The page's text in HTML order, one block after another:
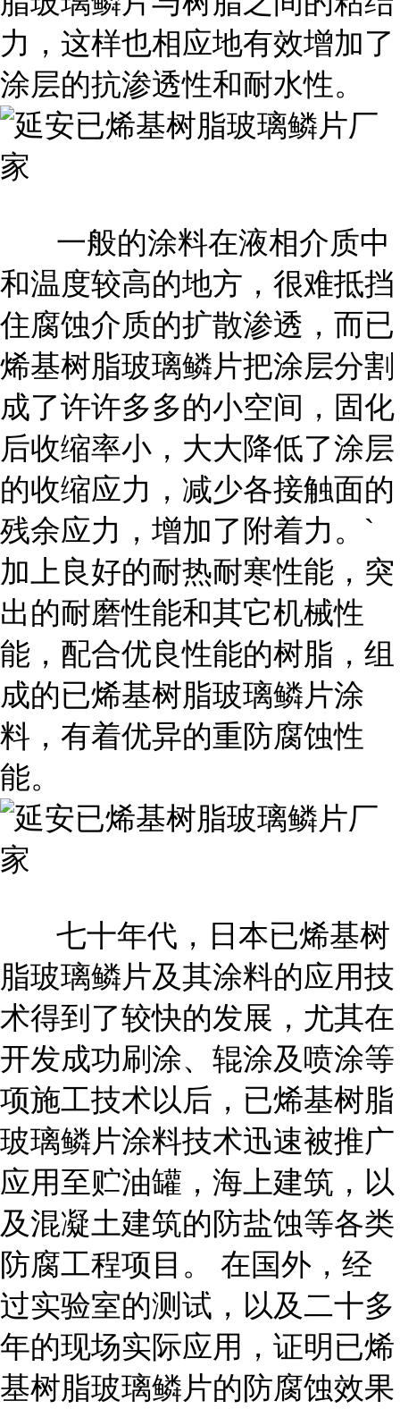
力，这样也相应地有效增加了
涂层的抗渗透性和耐水性。
一般的涂料在液相介质中
和温度较高的地方，很难抵挡
住腐蚀介质的扩散渗透，而已
烯基树脂玻璃鳞片把涂层分割
成了许许多多的小空间，固化
后收缩率小，大大降低了涂层
的收缩应力，减少各接触面的
残余应力，增加了附着力。`
加上良好的耐热耐寒性能，突
出的耐磨性能和其它机械性
能，配合优良性能的树脂，组
成的已烯基树脂玻璃鳞片涂
料，有着优异的重防腐蚀性
能。
七十年代，日本已烯基树
脂玻璃鳞片及其涂料的应用技
术得到了较快的发展，尤其在
开发成功刷涂、辊涂及喷涂等
项施工技术以后，已烯基树脂
玻璃鳞片涂料技术迅速被推广
应用至贮油罐，海上建筑，以
及混凝土建筑的防盐蚀等各类
防腐工程项目。 在国外，经
过实验室的测试，以及二十多
年的现场实际应用，证明已烯
基树脂玻璃鳞片的防腐蚀效果